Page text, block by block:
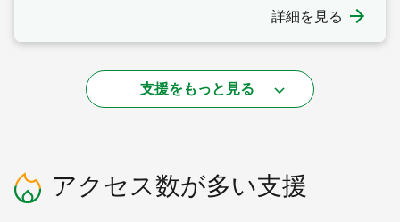
とができる2日間です。ぜひお越しください。
詳細を見る
支援をもっと見る
アクセス数が多い支援